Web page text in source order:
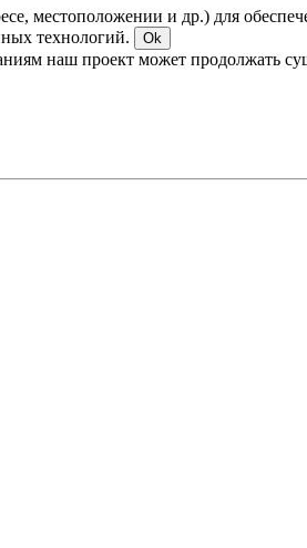
местоположении и др.) для
технологий.
Ok
наш проект может продолжать